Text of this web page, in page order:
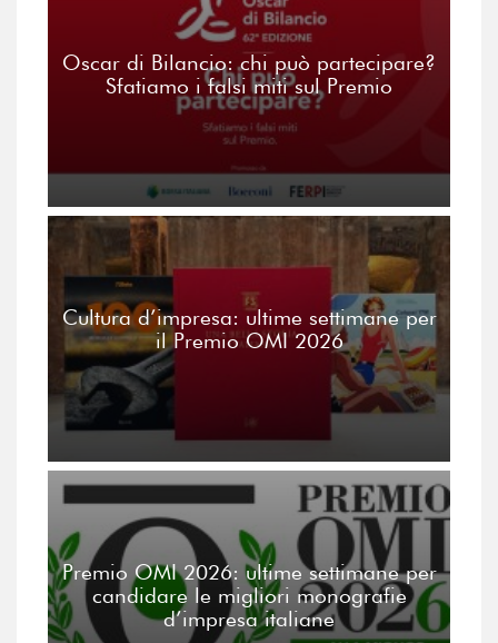
Oscar di Bilancio: chi può partecipare?
Sfatiamo i falsi miti sul Premio
Cultura d’impresa: ultime settimane per
il Premio OMI 2026
Premio OMI 2026: ultime settimane per
candidare le migliori monografie
d’impresa italiane